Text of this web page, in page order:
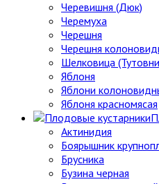
Черевишня (Дюк)
Черемуха
Черешня
Черешня
Шелковица
Яблоня
Яблони
Яблоня красномясая
Актинидия
Боярышник
Брусника
Бузина черная